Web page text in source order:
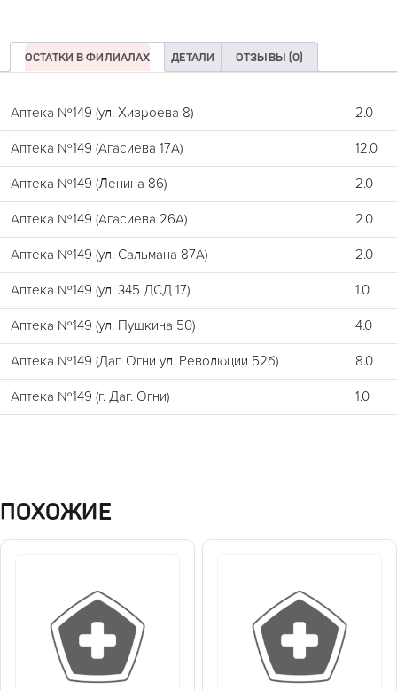
ОСТАТКИ В ФИЛИАЛАХ ДЕТАЛИ ОТЗЫВЫ (0)
Аптека №149 (ул. Хизроева 8) 2.0
Аптека №149 (Агасиева 17А) 12.0
Аптека №149 (Ленина 86) 2.0
Аптека №149 (Агасиева 26А) 2.0
Аптека №149 (ул. Сальмана 87А) 2.0
Аптека №149 (ул. 345 ДСД 17) 1.0
Аптека №149 (ул. Пушкина 50) 4.0
Аптека №149 (Даг. Огни ул. Революции 52б) 8.0
Аптека №149 (г. Даг. Огни) 1.0
ПОХОЖИЕ